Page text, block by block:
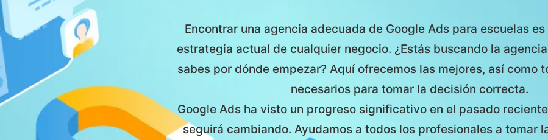
Encontrar una agencia adecuada de Google Ads para escuelas
estrategia actual de cualquier negocio. ¿Estás buscando la
sabes por dónde empezar? Aquí ofrecemos las mejores, así como
necesarios para tomar la decisión correcta.
Google Ads ha visto un progreso significativo en el pasado
seguirá cambiando. Ayudamos a todos los profesionales a tomar